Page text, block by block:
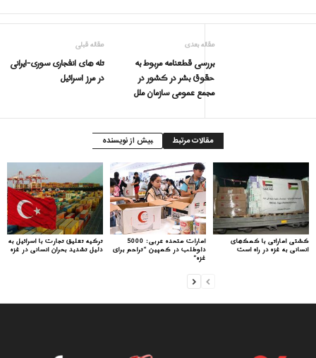
مقاله قبلی
تله های انفجاری سوری-ایرانی
در مرز اسرائیل
مقاله بعدی
بررسی قطعنامه مربوط به
حقوق بشر در كشور در
مجمع عمومی سازمان ملل
مقالات مرتبط بیش از نویسنده
ترکیه تعلیق تجارت با اسرائیل به
دلیل تشدید بحران انسانی در غزه
امارات متحده عربی: 5000
داوطلب در کمپین “تراحم برای
غزه”
کشتی اماراتی با کمک‌های
انسانی به غزه در راه است